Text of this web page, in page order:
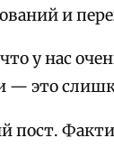
и
у нас
это
пост.